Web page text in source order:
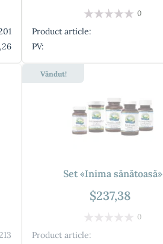
0
Product article:
PV:
Vândut!
Set «Inima sănătoasă»
$237,38
0
Product article: